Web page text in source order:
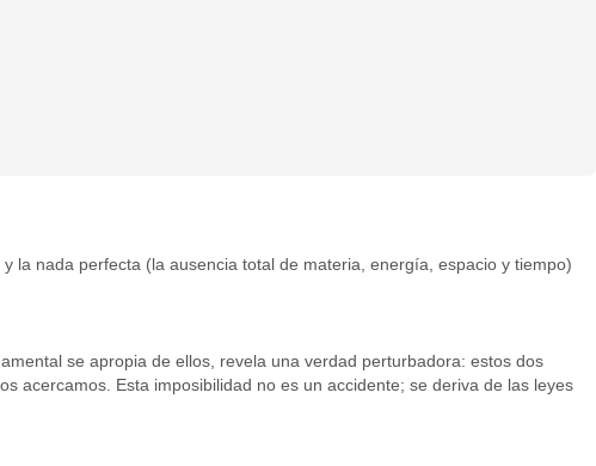
la nada perfecta (la ausencia total de materia, energía, espacio y tiempo)
se apropia de ellos, revela una verdad perturbadora: estos dos
acercamos. Esta imposibilidad no es un accidente; se deriva de las leyes